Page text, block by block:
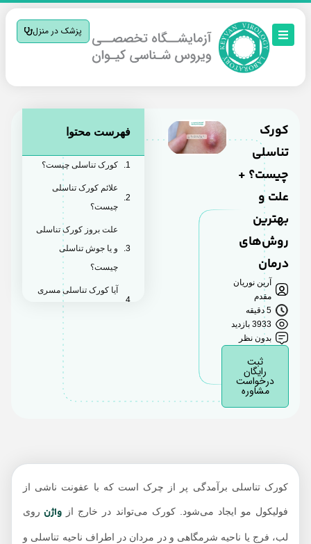
پزشک در منزل
کورک
تناسلی
چیست؟ +
علت و
بهترین
روش‌های
درمان
آرین نوریان
مقدم
5 دقیقه
3933 بازدید
بدون نظر
رایگان
درخواست
مشاوره
فهرست محتوا
کورک تناسلی چیست؟
علائم کورک تناسلی
چیست؟
علت بروز کورک تناسلی
و یا جوش تناسلی
چیست؟
آیا کورک تناسلی مسری
تشخیص داده می‌شود؟
کورک تناسلی برآمدگی پر از چرک است که با عفونت ناشی از
فولیکول مو ایجاد می‌شود. کورک می‌تواند در خارج ازواژنروی
لب، فرج یا ناحیه شرمگاهی و در مردان در اطراف ناحیه تناسلی و